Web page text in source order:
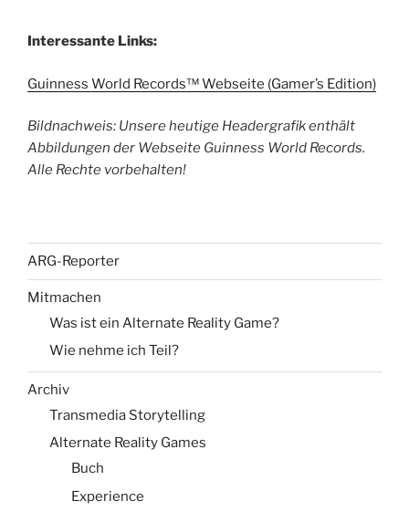
Interessante Links:
Guinness World Records™ Webseite (Gamer’s Edition)
Bildnachweis: Unsere heutige Headergrafik enthält
Abbildungen der Webseite Guinness World Records.
Alle Rechte vorbehalten!
ARG-Reporter
Mitmachen
Was ist ein Alternate Reality Game?
Wie nehme ich Teil?
Archiv
Transmedia Storytelling
Alternate Reality Games
Buch
Experience